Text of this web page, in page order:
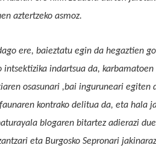
aztertzeko asmoz.
ere, baieztatu egin da hegaztien
intsektizika indartsua da,
osasunari ,bai inguruneari egiten
kontrako delitua da, eta hala
blogaren bitartez adierazi
eta Burgosko Sepronari